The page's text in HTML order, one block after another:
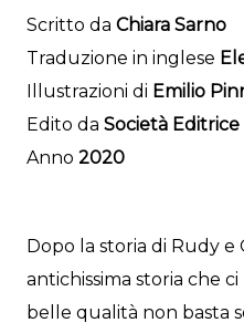
Scritto da Chiara Sarno
Traduzione in inglese
Illustrazioni di Emilio
Edito da Società
Anno 2020
Dopo la storia di Rudy e
antichissima storia che
belle qualità non basta